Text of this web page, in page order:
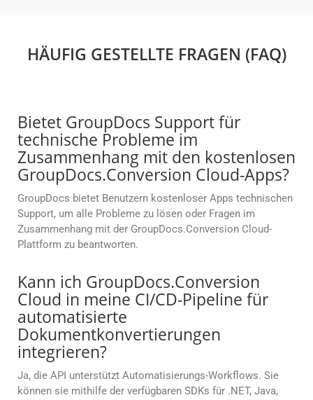
HÄUFIG GESTELLTE FRAGEN (FAQ)
Bietet GroupDocs Support für
technische Probleme im
Zusammenhang mit den kostenlosen
GroupDocs.Conversion Cloud-Apps?
GroupDocs bietet Benutzern kostenloser Apps technischen
Support, um alle Probleme zu lösen oder Fragen im
Zusammenhang mit der GroupDocs.Conversion Cloud-
Plattform zu beantworten.
Kann ich GroupDocs.Conversion
Cloud in meine CI/CD-Pipeline für
automatisierte
Dokumentkonvertierungen
integrieren?
Ja, die API unterstützt Automatisierungs-Workflows. Sie
können sie mithilfe der verfügbaren SDKs für .NET, Java,